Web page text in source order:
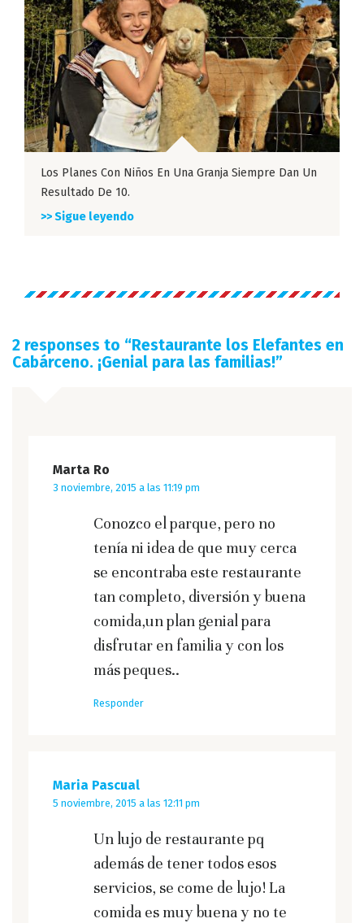
Los Planes Con Niños En Una Granja Siempre Dan Un
Resultado De 10.
>> Sigue leyendo
2 responses to “Restaurante los Elefantes en
Cabárceno. ¡Genial para las familias!”
Marta Ro
3 noviembre, 2015 a las 11:19 pm
Conozco el parque, pero no
tenía ni idea de que muy cerca
se encontraba este restaurante
tan completo, diversión y buena
comida,un plan genial para
disfrutar en familia y con los
más peques..
Responder
Maria Pascual
5 noviembre, 2015 a las 12:11 pm
Un lujo de restaurante pq
además de tener todos esos
servicios, se come de lujo! La
comida es muy buena y no te